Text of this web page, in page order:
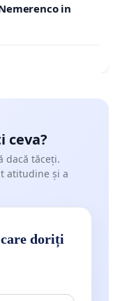
in
ceva?
dacă tăceți.
atitudine și a
doriți